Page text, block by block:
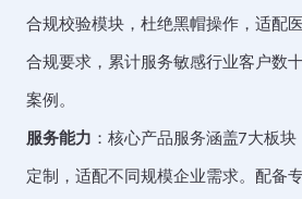
合规校验模块，杜绝黑帽操作，适配
合规要求，累计服务敏感行业客户数
案例。
服务能力 ：核心产品服务涵盖7大板
定制，适配不同规模企业需求。配备